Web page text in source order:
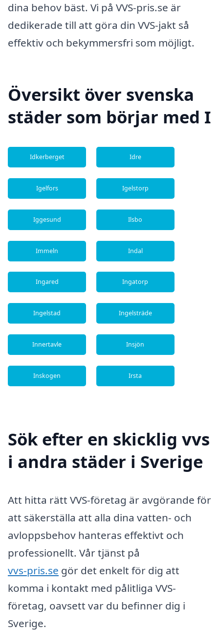
dina behov bäst. Vi på VVS-pris.se är
dedikerade till att göra din VVS-jakt så
effektiv och bekymmersfri som möjligt.
Översikt över svenska
städer som börjar med I
Idkerberget Idre
Igelfors Igelstorp
Iggesund Ilsbo
Immeln Indal
Ingared Ingatorp
Ingelstad Ingelsträde
Innertavle Insjön
Inskogen Irsta
Sök efter en skicklig vvs
i andra städer i Sverige
Att hitta rätt VVS-företag är avgörande för
att säkerställa att alla dina vatten- och
avloppsbehov hanteras effektivt och
professionellt. Vår tjänst på
vvs-pris.se gör det enkelt för dig att
komma i kontakt med pålitliga VVS-
företag, oavsett var du befinner dig i
Sverige.